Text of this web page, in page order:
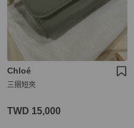
Chloé
三摺短夾
TWD 15,000